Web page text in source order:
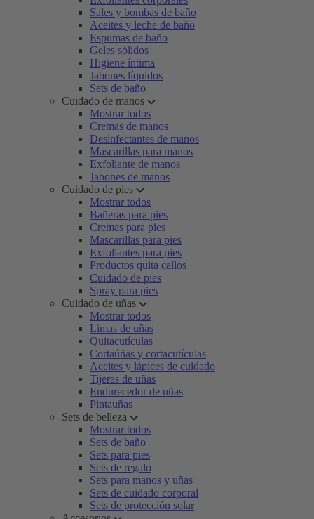
Sales y bombas de baño
Aceites y leche de baño
Espumas de baño
Geles sólidos
Higiene íntima
Jabones líquidos
Sets de baño
Cuidado de manos
Mostrar todos
Cremas de manos
Desinfectantes de manos
Mascarillas para manos
Exfoliante de manos
Jabones de manos
Cuidado de pies
Mostrar todos
Bañeras para pies
Cremas para pies
Mascarillas para pies
Exfoliantes para pies
Productos quita callos
Cuidado de pies
Spray para pies
Cuidado de uñas
Mostrar todos
Limas de uñas
Quitacutículas
Cortaúñas y cortacutículas
Aceites y lápices de cuidado
Tijeras de uñas
Endurecedor de uñas
Pintauñas
Sets de belleza
Mostrar todos
Sets de baño
Sets para pies
Sets de regalo
Sets para manos y uñas
Sets de cuidado corporal
Sets de protección solar